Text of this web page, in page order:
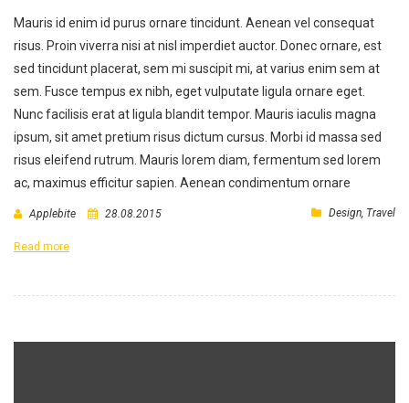
Mauris id enim id purus ornare tincidunt. Aenean vel consequat
risus. Proin viverra nisi at nisl imperdiet auctor. Donec ornare, est
sed tincidunt placerat, sem mi suscipit mi, at varius enim sem at
sem. Fusce tempus ex nibh, eget vulputate ligula ornare eget.
Nunc facilisis erat at ligula blandit tempor. Mauris iaculis magna
ipsum, sit amet pretium risus dictum cursus. Morbi id massa sed
risus eleifend rutrum. Mauris lorem diam, fermentum sed lorem
ac, maximus efficitur sapien. Aenean condimentum ornare
Applebite 28.08.2015 Design Travel
Read more